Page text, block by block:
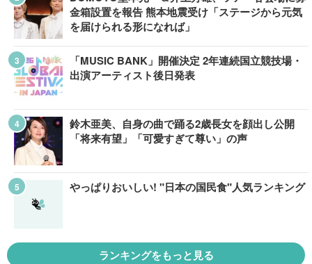
金箱設置を報告 熊本地震受け「ステージから元気
を届けられる形になれば」
「MUSIC BANK」開催決定 2年連続国立競技場・
出演アーティスト後日発表
鈴木亜美、自身の曲で踊る2歳長女を顔出し公開
「将来有望」「可愛すぎて尊い」の声
やっぱりおいしい! "日本の国民食"人気ランキング
ランキングをもっと見る